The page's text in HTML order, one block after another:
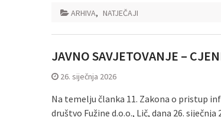
ARHIVA, NATJEČAJI
JAVNO SAVJETOVANJE –
26. siječnja 2026
Na temelju članka 11. Zakona o pristup
društvo Fužine d.o.o., Lič, dana 26. siječnja